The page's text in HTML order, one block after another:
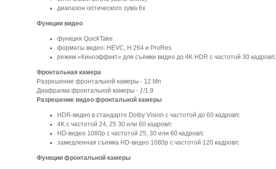
диапазон оптического зума 6x
Функции видео
функция QuickTake
форматы видео: HEVC, H.264 и ProRes
режим «Киноэффект» для съёмки видео до 4K HDR с частотой 30 кадров/с
Фронтальная камера
Разрешение фронтальной камеры - 12 Мп
Диафрагма фронтальной камеры - ƒ/1.9
Разрешение видео фронтальной камеры
HDR‑видео в стандарте Dolby Vision с частотой до 60 кадров/с
4K с частотой 24, 25 30 или 60 кадров/с
HD-видео 1080p с частотой 25, 30 или 60 кадров/с
замедленная съемка HD-видео 1080p с частотой 120 кадров/с
Функции фронтальной камеры